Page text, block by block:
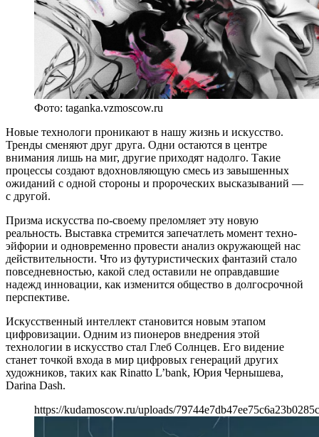
Фото: taganka.vzmoscow.ru
Новые технологи проникают в нашу жизнь и искусство.
Тренды сменяют друг друга. Одни остаются в центре
внимания лишь на миг, другие приходят надолго. Такие
процессы создают вдохновляющую смесь из завышенных
ожиданий с одной стороны и пророческих высказываний —
с другой.
Призма искусства по-своему преломляет эту новую
реальность. Выставка стремится запечатлеть момент техно-
эйфории и одновременно провести анализ окружающей нас
действительности. Что из футуристических фантазий стало
повседневностью, какой след оставили не оправдавшие
надежд инновации, как изменится общество в долгосрочной
перспективе.
Искусственный интеллект становится новым этапом
цифровизации. Одним из пионеров внедрения этой
технологии в искусство стал Глеб Солнцев. Его видение
станет точкой входа в мир цифровых генераций других
художников, таких как Rinatto L’bank, Юрия Чернышева,
Darina Dash.
https://kudamoscow.ru/uploads/